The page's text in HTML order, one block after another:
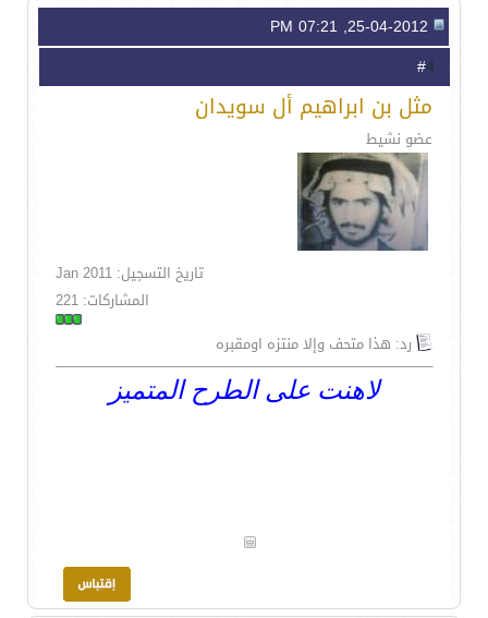
4
مثل بن ابراهيم أل سويدان
عضو نشيط
تاريخ التسجيل: Jan 2011
المشاركات: 221
رد: هذا متحف وإلا منتزه اومقبره
لاهنت على الطرح المتميز